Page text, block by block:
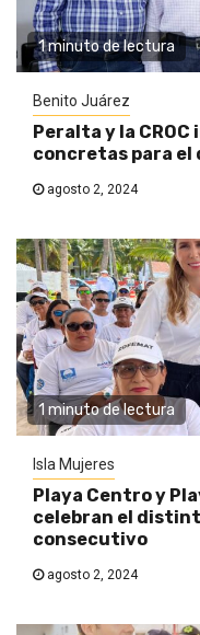
1 minuto de lectura
Benito Juárez
Peralta y la
concretas para el
agosto 2, 2024
1 minuto de lectura
Isla Mujeres
Playa Centro y
celebran el
consecutivo
agosto 2, 2024